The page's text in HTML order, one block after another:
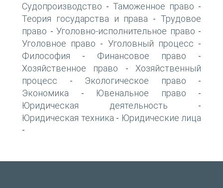
Судопроизводство - Таможенное право -
Теория государства и права - Трудовое
право - Уголовно-исполнительное право -
Уголовное право - Уголовный процесс -
Философия - Финансовое право -
Хозяйственное право -Хозяйственный
процесс - Экологическое право -
Экономика - Ювенальное право -
Юридическая деятельность -
Юридическая техника - Юридические лица
-